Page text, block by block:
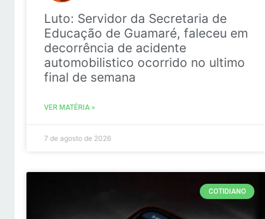
Luto: Servidor da Secretaria de
Educação de Guamaré, faleceu em
decorrência de acidente
automobilistico ocorrido no ultimo
final de semana
VER MATÉRIA »
7 de agosto de 2026
COTIDIANO